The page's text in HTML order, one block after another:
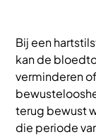
Bij een
kan de
verminderen
terug bewust
die periode